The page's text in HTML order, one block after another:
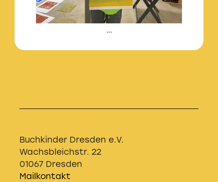
…
Buchkinder Dresden e.V.
Wachsbleichstr. 22
01067 Dresden
Mailkontakt